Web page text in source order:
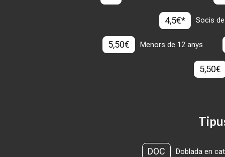
4,5€* Socis
5,50€ Menors de 12 anys
5,50€
DOC Doblada en